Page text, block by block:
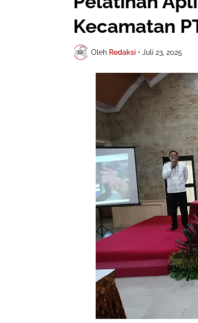
Kecamatan
Oleh Redaksi • Juli 23, 2025